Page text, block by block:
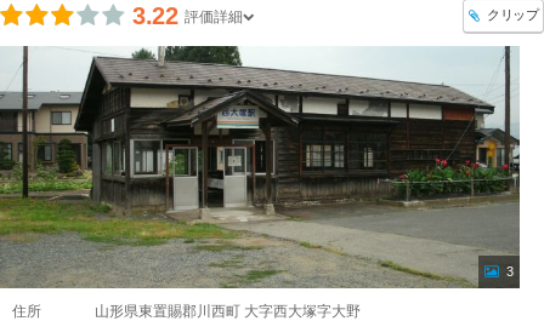
3.22 評価詳細 クリップ
3
住所 山形県東置賜郡川西町 大字西大塚字大野